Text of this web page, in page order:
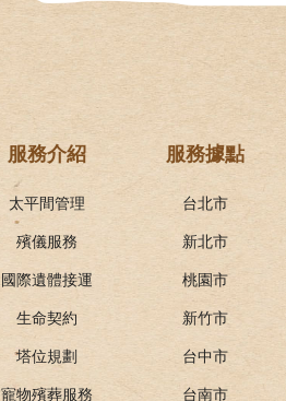
服務介紹
太平間管理
殯儀服務
國際遺體接運
生命契約
塔位規劃
寵物殯葬服務
服務據點
台北市
新北市
桃園市
新竹市
台中市
台南市